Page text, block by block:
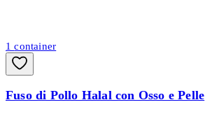
1container
Fuso di Pollo Halal con Osso e Pelle